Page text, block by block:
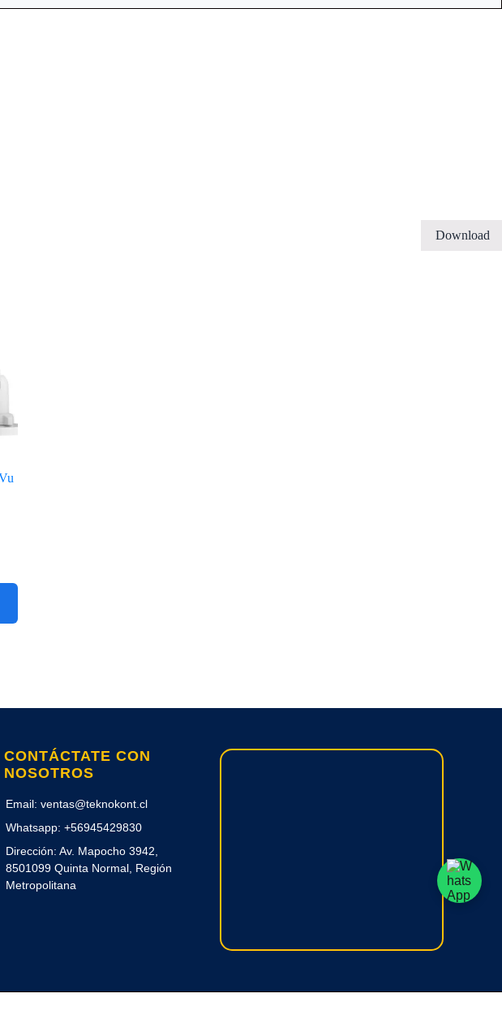
Download
CONTÁCTATE CON
NOSOTROS
Email: ventas@teknokont.cl
Whatsapp: +56945429830
Dirección: Av. Mapocho 3942,
8501099 Quinta Normal, Región
Metropolitana